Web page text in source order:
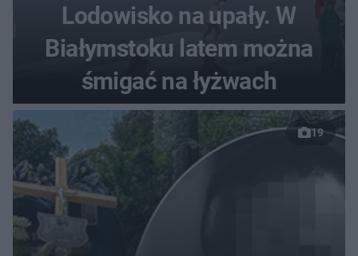
Lodowisko na upały. W
Białymstoku latem można
śmigać na łyżwach
19